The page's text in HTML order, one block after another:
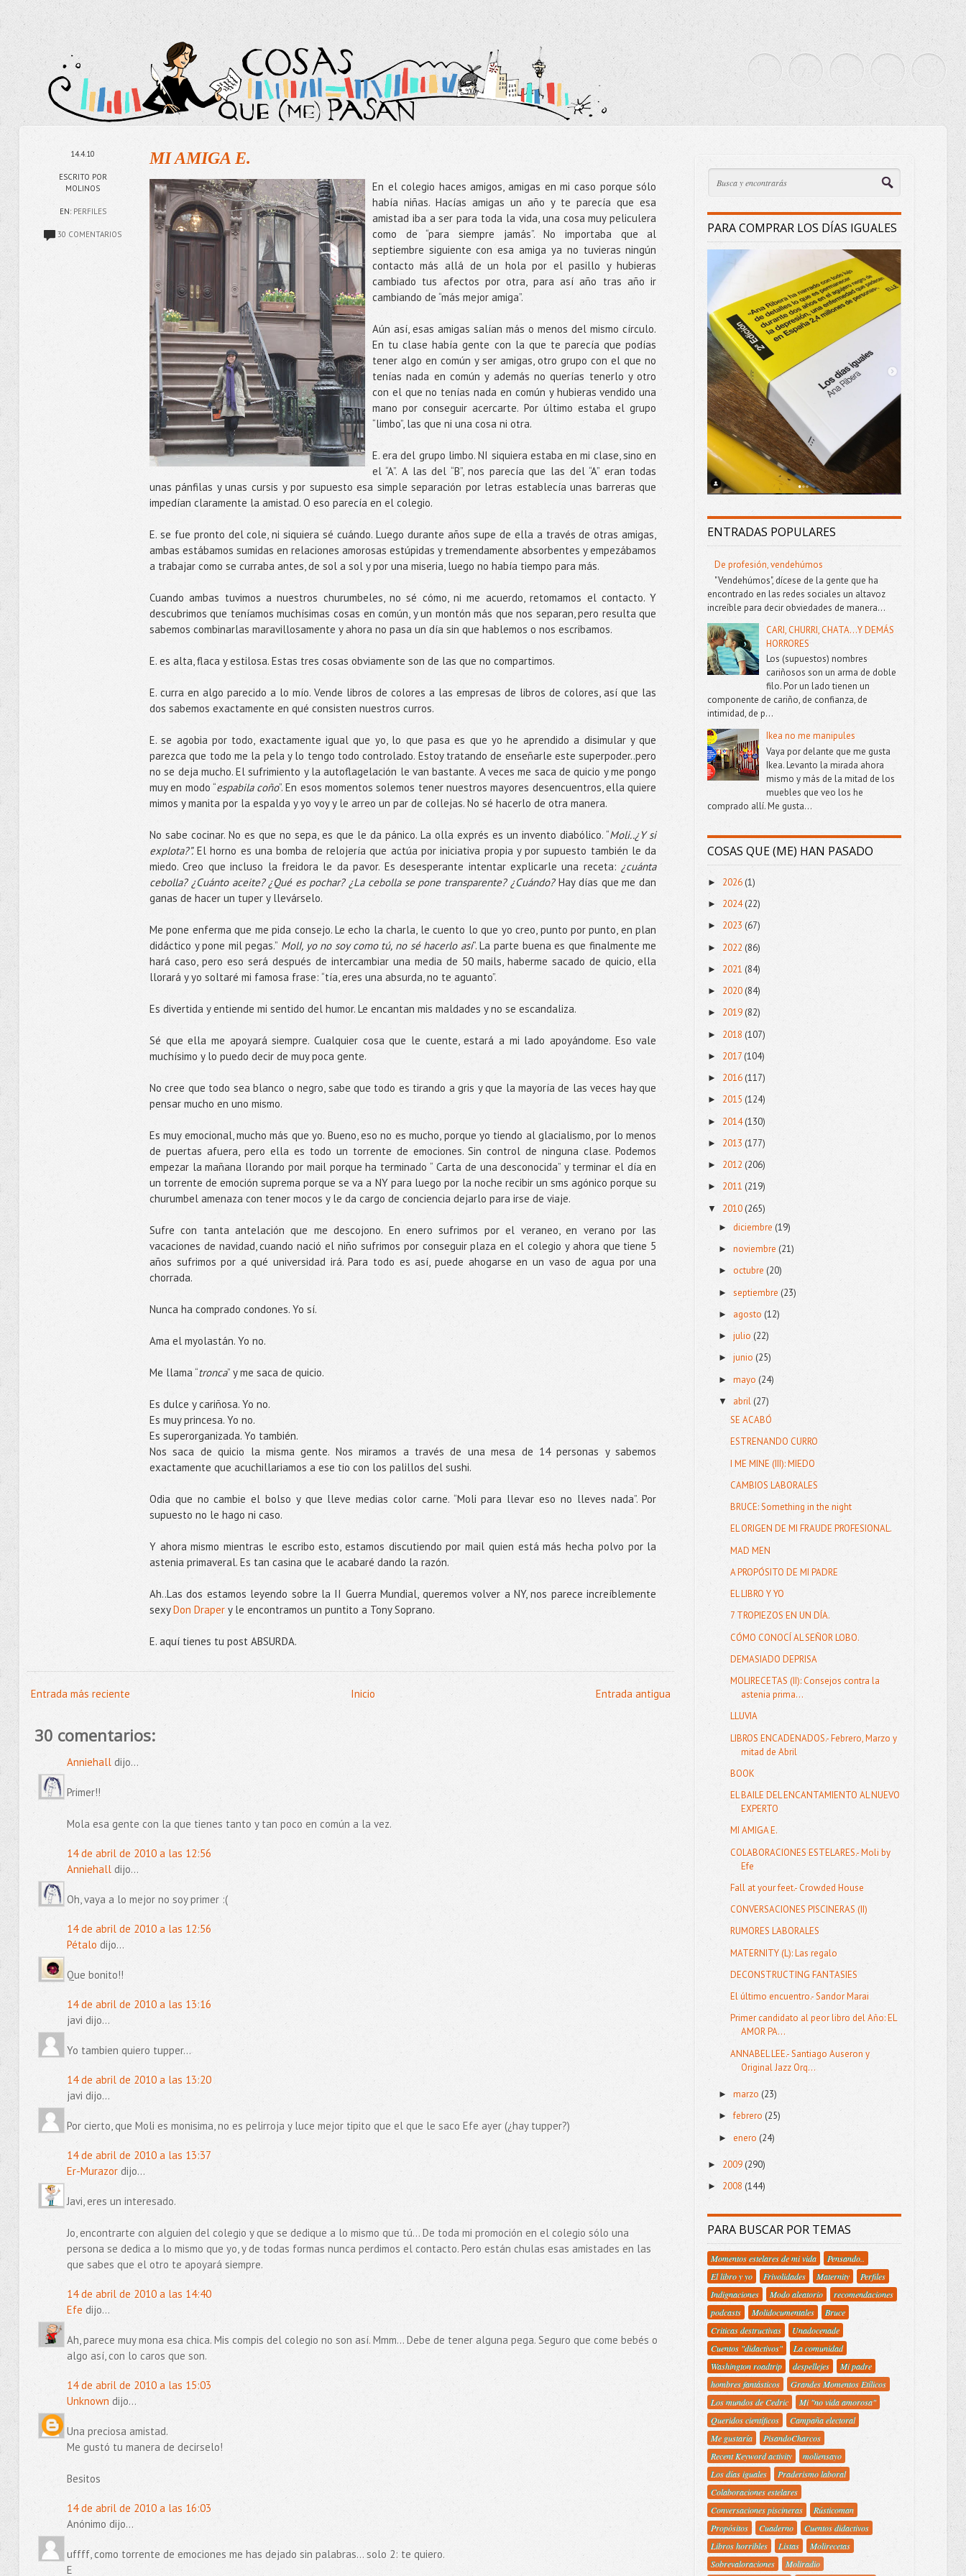
14.4.10
ESCRITO POR
MOLINOS
EN: PERFILES
30 COMENTARIOS
MI AMIGA E.
En el colegio haces amigos, amigas en mi caso porque sólo
había niñas. Hacías amigas un año y te parecía que esa
amistad iba a ser para toda la vida, una cosa muy peliculera
como de “para siempre jamás”. No importaba que al
septiembre siguiente con esa amiga ya no tuvieras ningún
contacto más allá de un hola por el pasillo y hubieras
cambiado tus afectos por otra, para así año tras año ir
cambiando de “más mejor amiga”.
Aún así, esas amigas salían más o menos del mismo círculo.
En tu clase había gente con la que te parecía que podías
tener algo en común y ser amigas, otro grupo con el que no
tenías nada en común y además no querías tenerlo y otro
con el que no tenías nada en común y hubieras vendido una
mano por conseguir acercarte. Por último estaba el grupo
“limbo”, las que ni una cosa ni otra.
E. era del grupo limbo. NI siquiera estaba en mi clase, sino en
el “A”. A las del “B”, nos parecía que las del “A” eran todas
unas pánfilas y unas cursis y por supuesto esa simple separación por letras establecía unas barreras que
impedían claramente la amistad. O eso parecía en el colegio.
E. se fue pronto del cole, ni siquiera sé cuándo. Luego durante años supe de ella a través de otras amigas,
ambas estábamos sumidas en relaciones amorosas estúpidas y tremendamente absorbentes y empezábamos
a trabajar como se curraba antes, de sol a sol y por una miseria, luego no había tiempo para más.
Cuando ambas tuvimos a nuestros churumbeles, no sé cómo, ni me acuerdo, retomamos el contacto. Y
descubrimos que teníamos muchísimas cosas en común, y un montón más que nos separan, pero resulta que
sabemos combinarlas maravillosamente y ahora no pasa un día sin que hablemos o nos escribamos.
E. es alta, flaca y estilosa. Estas tres cosas obviamente son de las que no compartimos.
E. curra en algo parecido a lo mío. Vende libros de colores a las empresas de libros de colores, así que las
dos sabemos exactamente en qué consisten nuestros curros.
E. se agobia por todo, exactamente igual que yo, lo que pasa es que yo he aprendido a disimular y que
parezca que todo me la pela y lo tengo todo controlado. Estoy tratando de enseñarle este superpoder..pero
no se deja mucho. El sufrimiento y la autoflagelación le van bastante. A veces me saca de quicio y me pongo
muy en modo “espabila coño”. En esos momentos solemos tener nuestros mayores desencuentros, ella quiere
mimos y manita por la espalda y yo voy y le arreo un par de collejas. No sé hacerlo de otra manera.
No sabe cocinar. No es que no sepa, es que le da pánico. La olla exprés es un invento diabólico. “Moli..¿Y si
explota?”.El horno es una bomba de relojería que actúa por iniciativa propia y por supuesto también le da
miedo. Creo que incluso la freidora le da pavor. Es desesperante intentar explicarle una receta:¿cuánta
cebolla? ¿Cuánto aceite? ¿Qué es pochar? ¿La cebolla se pone transparente? ¿Cuándo?Hay días que me dan
ganas de hacer un tuper y llevárselo.
Me pone enferma que me pida consejo. Le echo la charla, le cuento lo que yo creo, punto por punto, en plan
didáctico y pone mil pegas.” MolI, yo no soy como tú, no sé hacerlo así”. La parte buena es que finalmente me
hará caso, pero eso será después de intercambiar una media de 50 mails, haberme sacado de quicio, ella
llorará y yo soltaré mi famosa frase: “tía, eres una absurda, no te aguanto”.
Es divertida y entiende mi sentido del humor. Le encantan mis maldades y no se escandaliza.
Sé que ella me apoyará siempre. Cualquier cosa que le cuente, estará a mi lado apoyándome. Eso vale
muchísimo y lo puedo decir de muy poca gente.
No cree que todo sea blanco o negro, sabe que todo es tirando a gris y que la mayoría de las veces hay que
pensar mucho en uno mismo.
Es muy emocional, mucho más que yo. Bueno, eso no es mucho, porque yo tiendo al glacialismo, por lo menos
de puertas afuera, pero ella es todo un torrente de emociones. Sin control de ninguna clase. Podemos
empezar la mañana llorando por mail porque ha terminado “ Carta de una desconocida” y terminar el día en
un torrente de emoción suprema porque se va a NY para luego por la noche recibir un sms agónico porque su
churumbel amenaza con tener mocos y le da cargo de conciencia dejarlo para irse de viaje.
Sufre con tanta antelación que me descojono. En enero sufrimos por el veraneo, en verano por las
vacaciones de navidad, cuando nació el niño sufrimos por conseguir plaza en el colegio y ahora que tiene 5
años sufrimos por a qué universidad irá. Para todo es así, puede ahogarse en un vaso de agua por una
chorrada.
Nunca ha comprado condones. Yo sí.
Ama el myolastán. Yo no.
Me llama “tronca” y me saca de quicio.
Es dulce y cariñosa. Yo no.
Es muy princesa. Yo no.
Es superorganizada. Yo también.
Nos saca de quicio la misma gente. Nos miramos a través de una mesa de 14 personas y sabemos
exactamente que acuchillariamos a ese tio con los palillos del sushi.
Odia que no cambie el bolso y que lleve medias color carne. “Moli para llevar eso no lleves nada”. Por
supuesto no le hago ni caso.
Y ahora mismo mientras le escribo esto, estamos discutiendo por mail quien está más hecha polvo por la
astenia primaveral. Es tan casina que le acabaré dando la razón.
Ah..Las dos estamos leyendo sobre la II Guerra Mundial, queremos volver a NY, nos parece increíblemente
sexyDon Draper y le encontramos un puntito a Tony Soprano.
E. aquí tienes tu post ABSURDA.
Entrada más reciente Entrada antigua
Inicio
30 comentarios:
Anniehalldijo...
Primer!!
Mola esa gente con la que tienes tanto y tan poco en común a la vez.
14 de abril de 2010 a las 12:56
Anniehalldijo...
Oh, vaya a lo mejor no soy primer :(
14 de abril de 2010 a las 12:56
Pétalo dijo...
Que bonito!!
14 de abril de 2010 a las 13:16
javi dijo...
Yo tambien quiero tupper...
14 de abril de 2010 a las 13:20
javi dijo...
Por cierto, que Moli es monisima, no es pelirroja y luce mejor tipito que el que le saco Efe ayer (¿hay tupper?)
14 de abril de 2010 a las 13:37
Er-Murazordijo...
Javi, eres un interesado.
Jo, encontrarte con alguien del colegio y que se dedique a lo mismo que tú... De toda mi promoción en el colegio sólo una
persona se dedica a lo mismo que yo, y de todas formas nunca perdimos el contacto. Pero están chulas esas amistades en las
que sabes que el otro te apoyará siempre.
14 de abril de 2010 a las 14:40
Efe dijo...
Ah, parece muy mona esa chica. Mis compis del colegio no son así. Mmm... Debe de tener alguna pega. Seguro que come bebés o
algo así, con lo caros que son.
14 de abril de 2010 a las 15:03
Unknown dijo...
Una preciosa amistad.
Me gustó tu manera de decirselo!
Besitos
14 de abril de 2010 a las 16:03
Anónimo dijo...
uffff, como torrente de emociones me has dejado sin palabras... solo 2: te quiero.
E
PARA COMPRAR LOS DÍAS IGUALES
ENTRADAS POPULARES
De profesión, vendehúmos
"Vendehúmos", dícese de la gente que ha
encontrado en las redes sociales un altavoz
increíble para decir obviedades de manera...
CARI, CHURRI, CHATA...Y DEMÁS
HORRORES
Los (supuestos) nombres
cariñosos son un arma de doble
filo. Por un lado tienen un
componente de cariño, de confianza, de
intimidad, de p...
Ikea no me manipules
Vaya por delante que me gusta
Ikea. Levanto la mirada ahora
mismo y más de la mitad de los
muebles que veo los he
comprado allí. Me gusta...
COSAS QUE (ME) HAN PASADO
► 2026 (1)
► 2024(22)
► 2023 (67)
► 2022 (86)
► 2021 (84)
► 2020(84)
► 2019(82)
► 2018 (107)
► 2017 (104)
► 2016(117)
► 2015 (124)
► 2014(130)
► 2013 (177)
► 2012 (206)
► 2011 (219)
▼ 2010(265)
► diciembre (19)
►noviembre(21)
►octubre (20)
► septiembre(23)
► agosto (12)
►julio (22)
►junio (25)
►mayo(24)
▼ abril (27)
SE ACABÓ
ESTRENANDO CURRO
I ME MINE (III): MIEDO
CAMBIOS LABORALES
BRUCE: Something in the night
EL ORIGEN DE MI FRAUDE PROFESIONAL.
MAD MEN
A PROPÓSITO DE MI PADRE
EL LIBRO Y YO
7 TROPIEZOS EN UN DÍA.
CÓMO CONOCÍ AL SEÑOR LOBO.
DEMASIADO DEPRISA
MOLIRECETAS (II): Consejos contra la
astenia prima...
LLUVIA
LIBROS ENCADENADOS.- Febrero, Marzo y
mitad de Abril
BOOK
EL BAILE DEL ENCANTAMIENTO AL NUEVO
EXPERTO
MI AMIGA E.
COLABORACIONES ESTELARES.- Moli by
Efe
Fall at your feet.- Crowded House
CONVERSACIONES PISCINERAS (II)
RUMORES LABORALES
MATERNITY (L): Las regalo
DECONSTRUCTING FANTASIES
El último encuentro.- Sandor Marai
Primer candidato al peor libro del Año: EL
AMOR PA...
ANNABEL LEE.- Santiago Auseron y
Original Jazz Orq...
►marzo (23)
►febrero (25)
►enero(24)
► 2009 (290)
► 2008 (144)
PARA BUSCAR POR TEMAS
Momentos estelares de mi vida
Pensando..
El libro y yo
Frivolidades Maternity
Perfiles
Indignaciones
Modo aleatorio
recomendaciones
podcasts
Molidocumentales
Bruce
Criticas destructivas
Unadocenade
Cuentos "didactivos"
La comunidad
Washington roadtrip
despellejes
Mi padre
hombres fantásticos
Grandes Momentos Etílicos
Los mundos de Cedric
Mi "no vida amorosa"
Queridos científicos
Campaña electoral
Me gustaría
PisandoCharcos
Recent Keyword activity
moliensayo
Los días iguales
Praderismo laboral
Colaboraciones estelares
Conversaciones piscineras
Rústicoman
Propósitos
Cuaderno
Cuentos didactivos
Libros horribles
Listas
Molirecetas
Sobrevaloraciones
Moliradio